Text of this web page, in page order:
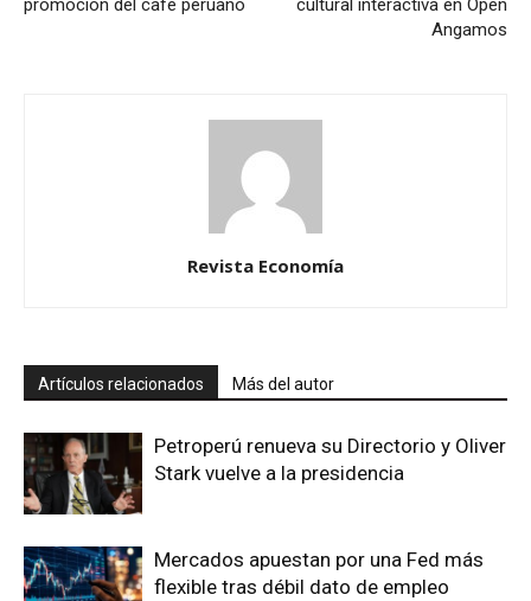
promoción del café peruano
cultural interactiva en Open
Angamos
Revista Economía
Artículos relacionados Más del autor
Petroperú renueva su Directorio y Oliver
Stark vuelve a la presidencia
Mercados apuestan por una Fed más
flexible tras débil dato de empleo